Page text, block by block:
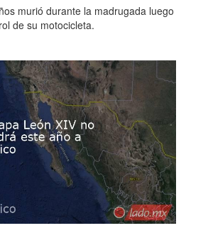
murió durante la madrugada luego
de su motocicleta.